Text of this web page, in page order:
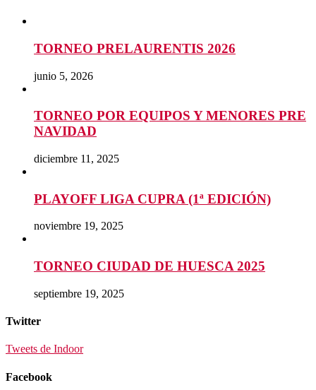
TORNEO PRELAURENTIS 2026
junio 5, 2026
TORNEO POR EQUIPOS Y MENORES PRE
NAVIDAD
diciembre 11, 2025
PLAYOFF LIGA CUPRA (1ª EDICIÓN)
noviembre 19, 2025
TORNEO CIUDAD DE HUESCA 2025
septiembre 19, 2025
Twitter
Tweets de Indoor
Facebook